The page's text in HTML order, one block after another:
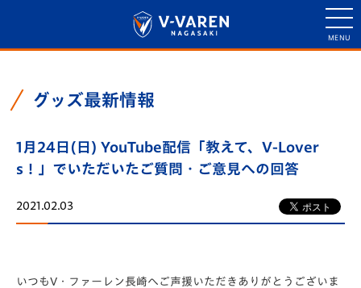
グッズ最新情報
1月24日(日) YouTube配信「教えて、V-Lover
s！」でいただいたご質問・ご意見への回答
2021.02.03
いつもV・ファーレン長崎へご声援いただきありがとうございま